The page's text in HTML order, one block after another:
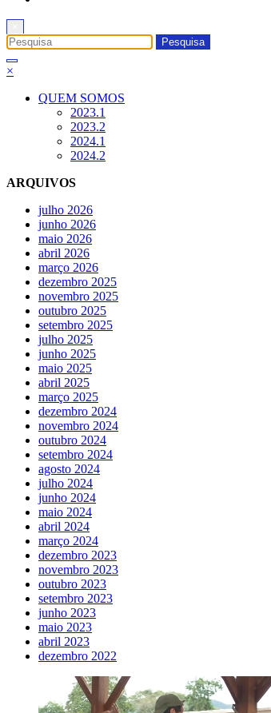
×
QUEM SOMOS
2023.1
2023.2
2024.1
2024.2
ARQUIVOS
julho 2026
junho 2026
maio 2026
abril 2026
março 2026
dezembro 2025
novembro 2025
outubro 2025
setembro 2025
julho 2025
junho 2025
maio 2025
abril 2025
março 2025
dezembro 2024
novembro 2024
outubro 2024
setembro 2024
agosto 2024
julho 2024
junho 2024
maio 2024
abril 2024
março 2024
dezembro 2023
novembro 2023
outubro 2023
setembro 2023
junho 2023
maio 2023
abril 2023
dezembro 2022